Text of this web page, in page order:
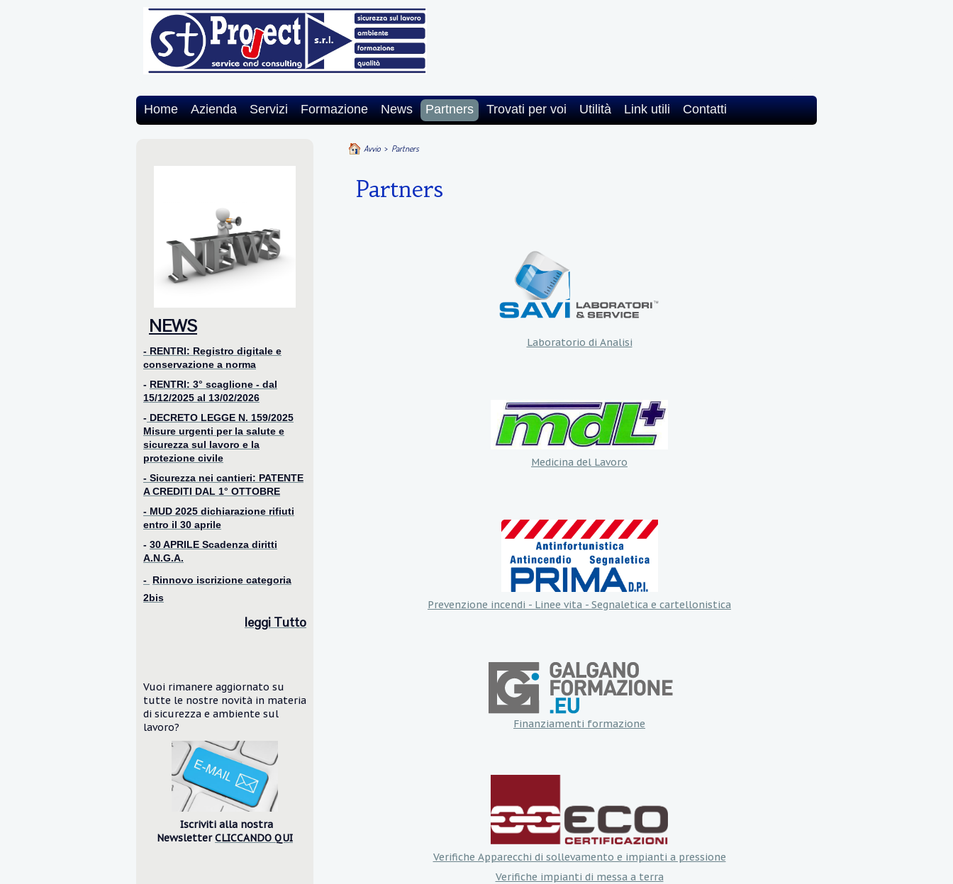
Home Azienda Servizi Formazione News Partners Trovati per voi Utilità Link utili Contatti
NEWS
- RENTRI: Registro digitale e
conservazione a norma
- RENTRI: 3° scaglione - dal
15/12/2025 al 13/02/2026
- DECRETO LEGGE N. 159/2025
Misure urgenti per la salute e
sicurezza sul lavoro e la
protezione civile
- Sicurezza nei cantieri: PATENTE
A CREDITI DAL 1° OTTOBRE
- MUD 2025 dichiarazione rifiuti
entro il 30 aprile
- 30 APRILE Scadenza diritti
A.N.G.A.
- Rinnovo iscrizione categoria
2bis
leggi Tutto
Vuoi rimanere aggiornato su
tutte le nostre novità in materia
di sicurezza e ambiente sul
lavoro?
Iscriviti alla nostra
NewsletterCLICCANDO QUI
Avvio > Partners
Partners
Laboratorio di Analisi
Medicina del Lavoro
Prevenzione incendi - Linee vita - Segnaletica e cartellonistica
Finanziamenti formazione
Verifiche Apparecchi di sollevamento e impianti a pressione
Verifiche impianti di messa a terra